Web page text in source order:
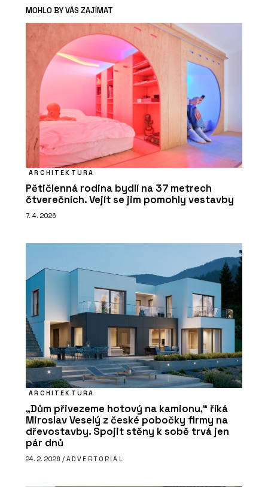
MOHLO BY VÁS ZAJÍMAT
ARCHITEKTURA
Pětičlenná rodina bydlí na 37 metrech
čtverečních. Vejít se jim pomohly vestavby
7. 4. 2026
ARCHITEKTURA
„Dům přivezeme hotový na kamionu,“ říká
Miroslav Veselý z české pobočky firmy na
dřevostavby. Spojit stěny k sobě trvá jen
pár dnů
24. 2. 2026 / ADVERTORIAL